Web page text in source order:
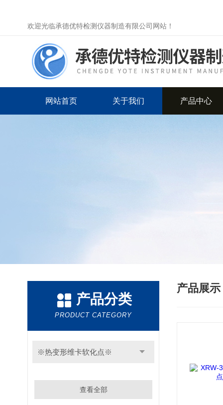
欢迎光临承德优特检测仪器制造有限公司网站！
网站首页 关于我们 产品中心
产品分类
PRODUCT CATEGORY
※热变形维卡软化点※
查看全部
产品展示